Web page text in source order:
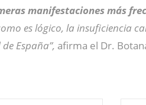
manifestaciones más
es lógico, la insuficiencia
España”, afirma el Dr.